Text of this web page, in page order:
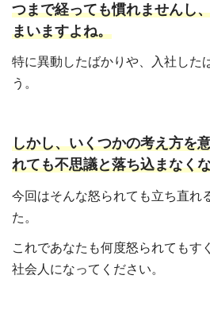
つまで経っても慣れませんし
まいますよね。
特に異動したばかりや、入社した
う。
しかし、いくつかの考え方を
れても不思議と落ち込まなく
今回はそんな怒られても立ち直れ
た。
これであなたも何度怒られてもす
社会人になってください。